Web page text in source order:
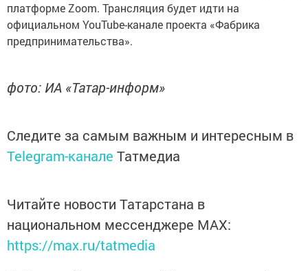
платформе Zoom. Трансляция будет идти на
официальном YouTube-канале проекта «Фабрика
предпринимательства».
фото: ИА «Татар-информ»
Следите за самым важным и интересным в
Telegram-канале Татмедиа
Читайте новости Татарстана в
национальном мессенджере MАХ:
https://max.ru/tatmedia